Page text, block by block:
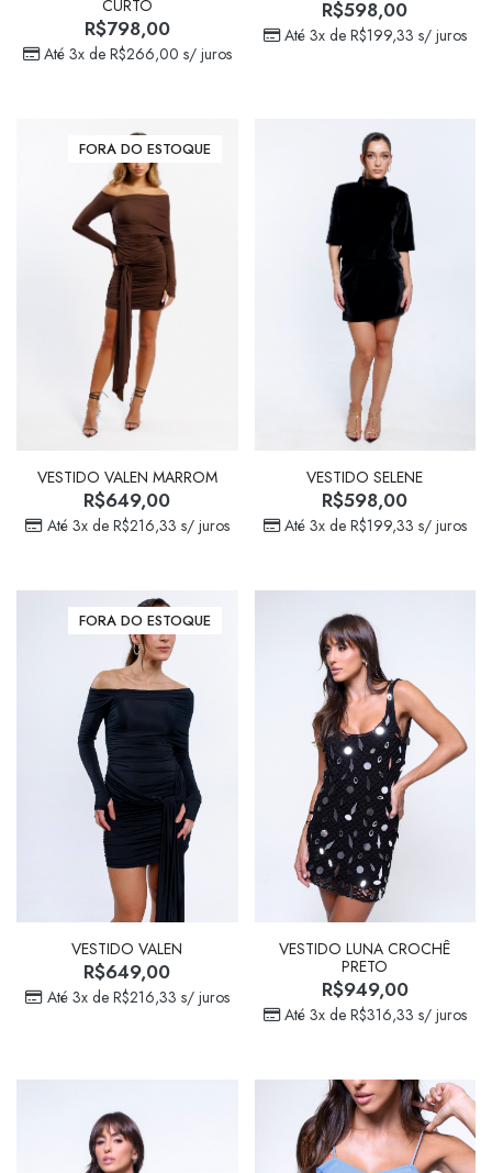
CURTO
R$798,00
Até 3x de R$266,00 s/ juros
R$598,00
Até 3x de R$199,33 s/ juros
FORA DO ESTOQUE
VESTIDO VALEN MARROM
R$649,00
Até 3x de R$216,33 s/ juros
VESTIDO SELENE
R$598,00
Até 3x de R$199,33 s/ juros
FORA DO ESTOQUE
VESTIDO VALEN
R$649,00
Até 3x de R$216,33 s/ juros
VESTIDO LUNA CROCHÊ
PRETO
R$949,00
Até 3x de R$316,33 s/ juros